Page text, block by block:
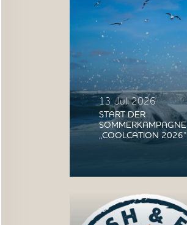
13. Juli 2026
START DER
SOMMERKAMPAGNE
„COOLCATION 2026“